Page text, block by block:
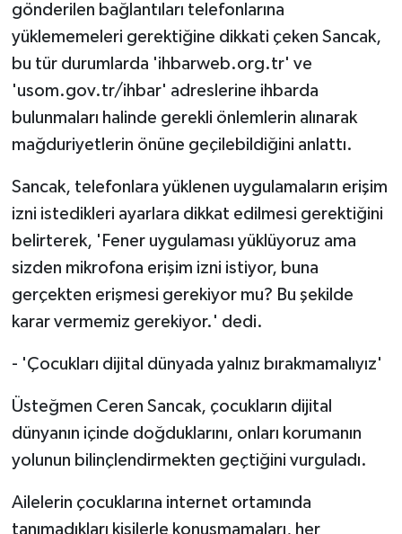
gönderilen bağlantıları telefonlarına
yüklememeleri gerektiğine dikkati çeken Sancak,
bu tür durumlarda 'ihbarweb.org.tr' ve
'usom.gov.tr/ihbar' adreslerine ihbarda
bulunmaları halinde gerekli önlemlerin alınarak
mağduriyetlerin önüne geçilebildiğini anlattı.
Sancak, telefonlara yüklenen uygulamaların erişim
izni istedikleri ayarlara dikkat edilmesi gerektiğini
belirterek, 'Fener uygulaması yüklüyoruz ama
sizden mikrofona erişim izni istiyor, buna
gerçekten erişmesi gerekiyor mu? Bu şekilde
karar vermemiz gerekiyor.' dedi.
- 'Çocukları dijital dünyada yalnız bırakmamalıyız'
Üsteğmen Ceren Sancak, çocukların dijital
dünyanın içinde doğduklarını, onları korumanın
yolunun bilinçlendirmekten geçtiğini vurguladı.
Ailelerin çocuklarına internet ortamında
tanımadıkları kişilerle konuşmamaları, her